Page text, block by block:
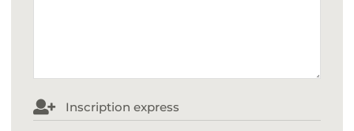
Inscription express